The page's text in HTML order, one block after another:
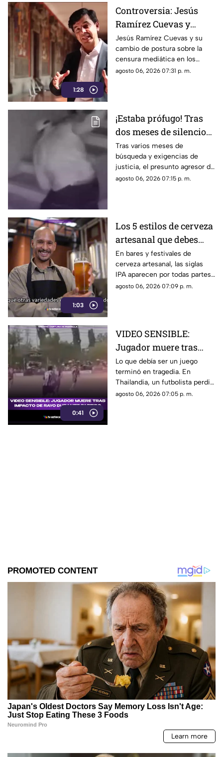
1:28
Controversia: Jesús
Ramírez Cuevas y
Censura a los Medios
de Comunicación
Jesús Ramírez Cuevas y su
cambio de postura sobre la
censura mediática en los
medios de comunicación.
agosto 06, 2026 07:31 p. m.
¡Estaba prófugo! Tras
dos meses de silencio
detuvieron a Jorge "N",
agresor de Paula
Tras varios meses de
búsqueda y exigencias de
justicia, el presunto agresor de
Paula Fajardo fue localizado y
agosto 06, 2026 07:15 p. m.
1:03
Los 5 estilos de cerveza
artesanal que debes
conocer
En bares y festivales de
cerveza artesanal, las siglas
IPA aparecen por todas partes.
Pero, ¿qué significa realmente
agosto 06, 2026 07:09 p. m.
0:41
VIDEO SENSIBLE:
Jugador muere tras
impacto de rayo
durante partido
Lo que debía ser un juego
terminó en tragedia. En
Thailandia, un futbolista perdió
la vida al ser alcanzado por un
agosto 06, 2026 07:05 p. m.